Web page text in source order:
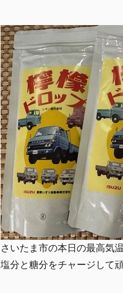
さいたま市の本日の最高気
塩分と糖分をチャージして